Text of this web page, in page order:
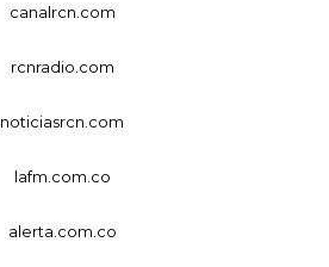
canalrcn.com
rcnradio.com
noticiasrcn.com
lafm.com.co
alerta.com.co